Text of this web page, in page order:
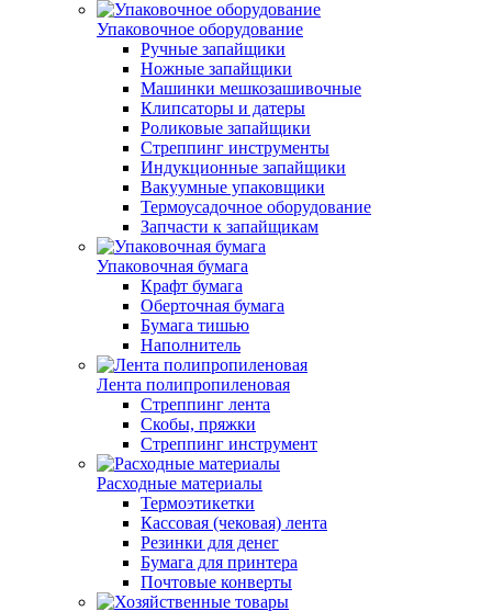
Упаковочное оборудование
Ручные запайщики
Ножные запайщики
Машинки мешкозашивочные
Клипсаторы и датеры
Роликовые запайщики
Стреппинг инструменты
Индукционные запайщики
Вакуумные упаковщики
Термоусадочное оборудование
Запчасти к запайщикам
Упаковочная бумага
Крафт бумага
Оберточная бумага
Бумага тишью
Наполнитель
Лента полипропиленовая
Стреппинг лента
Скобы, пряжки
Стреппинг инструмент
Расходные материалы
Термоэтикетки
Кассовая (чековая) лента
Резинки для денег
Бумага для принтера
Почтовые конверты